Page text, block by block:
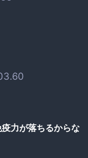
力が落ちるからな